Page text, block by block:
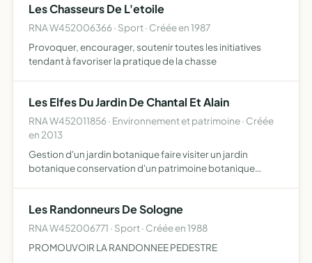
Les Chasseurs De L'etoile
RNA W452006366 · Sport · Créée en 1987
Provoquer, encourager, soutenir toutes les initiatives
tendant à favoriser la pratique de la chasse
Les Elfes Du Jardin De Chantal Et Alain
RNA W452011856 · Environnement et patrimoine · Créée
en 2013
Gestion d'un jardin botanique faire visiter un jardin
botanique conservation d'un patrimoine botanique
Les Randonneurs De Sologne
RNA W452006771 · Sport · Créée en 1988
PROMOUVOIR LA RANDONNEE PEDESTRE